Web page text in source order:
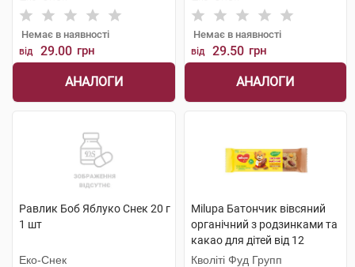
Немає в наявності
від 29.00 грн
АНАЛОГИ
Немає в наявності
від 29.50 грн
АНАЛОГИ
Равлик Боб Яблуко Снек 20 г
1 шт
Еко-Снек
Milupa Батончик вівсяний
органічний з родзинками та
какао для дітей від 12
місяців 20 г
Кволіті Фуд Групп